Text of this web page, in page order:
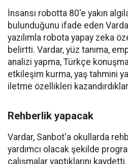
İnsansı robotta 80'e yakın
bulunduğunu ifade eden
yazılımla robota yapay zeka
belirtti. Vardar, yüz tanıma,
analizi yapma, Türkçe
etkileşim kurma, yaş tahmini
iletme özellikleri
Rehberlik yapacak
Vardar, Sanbot'a okullarda
yardımcı olacak şekilde
çalışmalar yaptıklarını kaydetti.